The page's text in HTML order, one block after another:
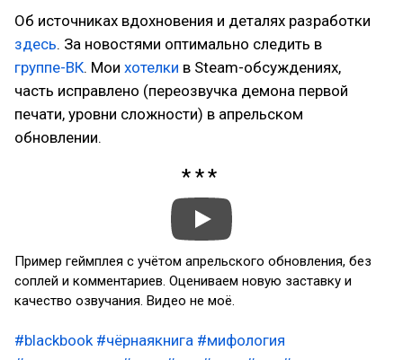
Об источниках вдохновения и деталях разработки
здесь. За новостями оптимально следить в
группе-ВК. Мои хотелки в Steam-обсуждениях,
часть исправлено (переозвучка демона первой
печати, уровни сложности) в апрельском
обновлении.
Пример геймплея с учётом апрельского обновления, без
соплей и комментариев. Оцениваем новую заставку и
качество озвучания. Видео не моё.
#blackbook #чёрнаякнига #мифология